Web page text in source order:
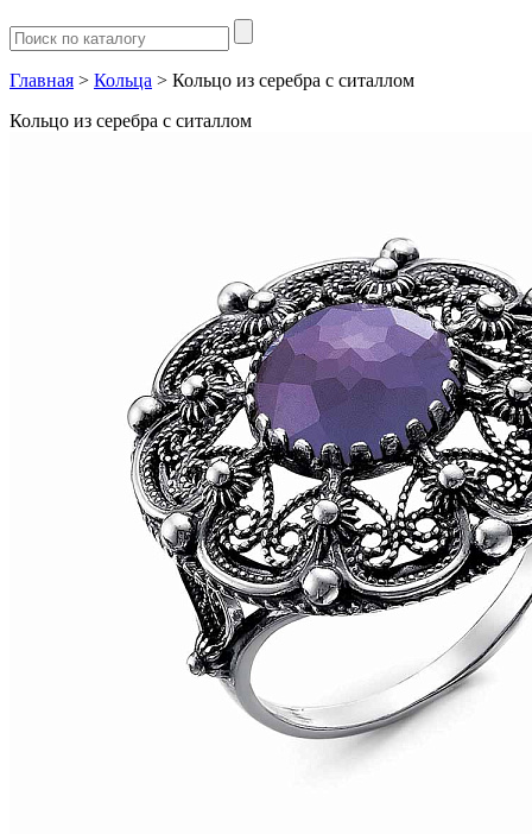
Главная > Кольца > Кольцо из серебра с ситаллом
Кольцо из серебра с ситаллом